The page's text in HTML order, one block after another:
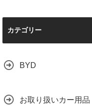
カテゴリー
BYD
お取り扱いカー用品